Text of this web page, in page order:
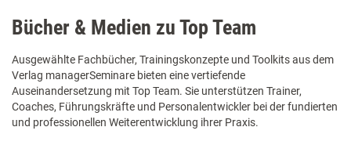
Bücher & Medien zu Top Team
Ausgewählte Fachbücher, Trainingskonzepte und Toolkits aus dem
Verlag managerSeminare bieten eine vertiefende
Auseinandersetzung mit Top Team. Sie unterstützen Trainer,
Coaches, Führungskräfte und Personalentwickler bei der fundierten
und professionellen Weiterentwicklung ihrer Praxis.